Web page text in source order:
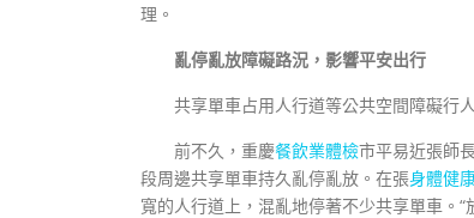
理。
亂停亂放障礙路況，影響平安出行
共享單車占用人行道等公共空間障礙行
前不久，重慶餐飲業體檢市平易近張師
段周邊共享單車持久亂停亂放。在張身體健
寬的人行道上，混亂地停著不少共享單車。